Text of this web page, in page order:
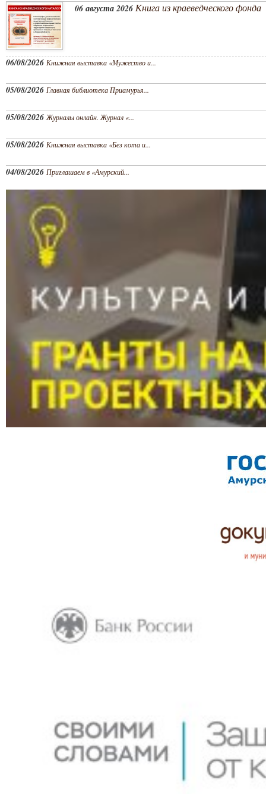
06 августа 2026 Книга из краеведческого фонда
06/08/2026 Книжная выставка «Мужество и...
05/08/2026 Главная библиотека Приамурья...
05/08/2026Журналы онлайн. Журнал «...
05/08/2026 Книжная выставка «Без кота и...
04/08/2026 Приглашаем в «Амурский...